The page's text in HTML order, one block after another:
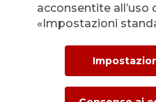
L’Ufficio
news e i
acconsentite all’uso
«Impostazioni